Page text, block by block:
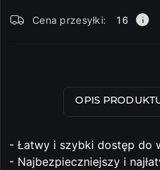
i
Cena przesyłki: 16
OPIS
- Łatwy i szybki dostęp do
- Najbezpieczniejszy i